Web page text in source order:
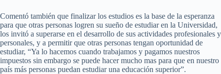
Comentó también que finalizar los estudios es la base de la esperanza
para que otras personas logren su sueño de estudiar en la Universidad,
los invitó a superarse en el desarrollo de sus actividades profesionales y
personales, y a permitir que otras personas tengan oportunidad de
estudiar, “Ya lo hacemos cuando trabajamos y pagamos nuestros
impuestos sin embargo se puede hacer mucho mas para que en nuestro
país más personas puedan estudiar una educación superior”.